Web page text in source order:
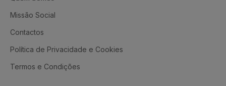
Missão Social
Contactos
Política de Privacidade e Cookies
Termos e Condições